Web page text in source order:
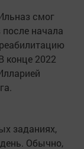
смог
после начала
конце 2022
заданиях,
Обычно,